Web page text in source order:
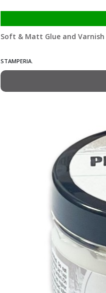
Soft & Matt Glue and
STAMPERIA.